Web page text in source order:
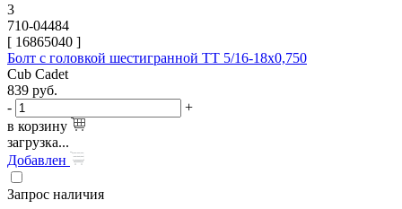
3
710-04484
[ 16865040 ]
Болт с головкой шестигранной TT 5/16-18х0,750
Cub Cadet
839 руб.
-
+
в корзину
загрузка...
Добавлен
Запрос наличия